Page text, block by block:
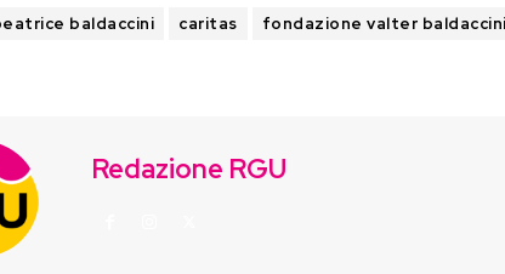
baldaccini caritas fondazione valter baldaccini
Redazione RGU